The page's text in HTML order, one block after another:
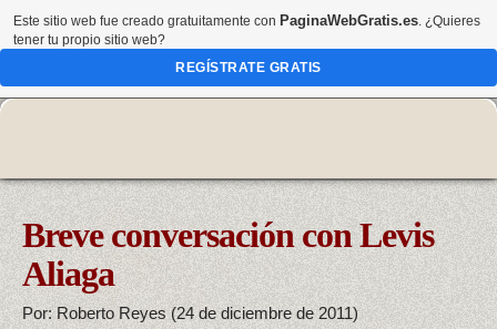
Breve conversación con Levis
Aliaga
Por: Roberto Reyes (24 de diciembre de 2011)
Este sitio web fue creado gratuitamente con PaginaWebGratis.es. ¿Quieres
tener tu propio sitio web?
REGÍSTRATE GRATIS